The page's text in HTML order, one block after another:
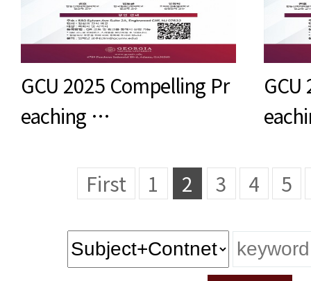
GCU 2025 Compelling Pr
eaching …
First 1 2 3 4 5